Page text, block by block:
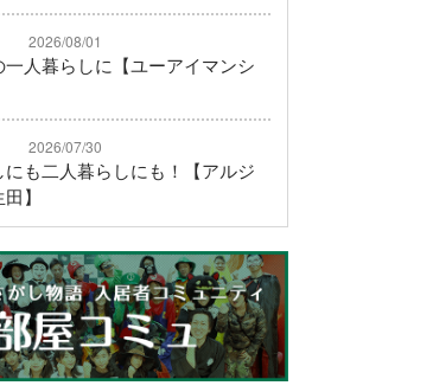
2026/08/01
一人暮らしに【ユーアイマンシ
2026/07/30
も二人暮らしにも！【アルジ
】